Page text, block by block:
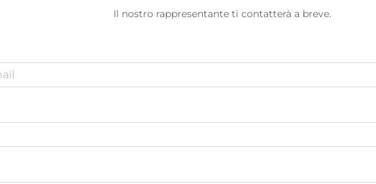
Il nostro rappresentante ti contatterà a breve.